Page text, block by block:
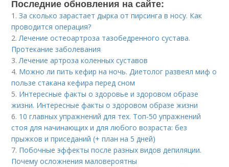
Последние обновления на сайте:
1.За сколько зарастает дырка от пирсинга в носу. Как
проводится операция?
2.Лечение остеоартроза тазобедренного сустава.
Протекание заболевания
3.Лечение артроза коленных суставов
4. Можно ли пить кефир на ночь. Диетолог развеял миф о
пользе стакана кефира перед сном
5. Интересные факты о здоровье и здоровом образе
жизни. Интересные факты о здоровом образе жизни
6. 10 главных упражнений для тех. Топ-50 упражнений
стоя для начинающих и для любого возраста: без
прыжков и приседаний (+ план на 5 дней)
7. Побочные эффекты после разных видов депиляции.
Почему осложнения маловероятны